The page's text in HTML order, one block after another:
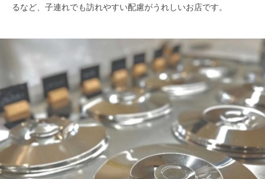
るなど、子連れでも訪れやすい配慮がうれしいお店です。